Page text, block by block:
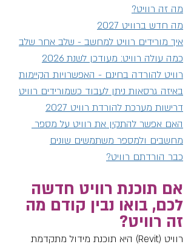
מה זה רוויט?
מה חדש ברוויט 2027
איך מורידים רוויט למחשב - שלב אחר שלב
כמה עולה רוויט: מעודכן לשנת 2026
רוויט להורדה בחינם - האפשרויות הקיימות
באיזה גרסאות ניתן לעבוד כשמורידים רוויט
דרישות מערכת להורדת רוויט 2027
האם אפשר להתקין את רוויט על מספר
מחשבים ולמספר משתמשים שונים
כבר הורדתם רוויט?
אם תוכנת רוויט חדשה
לכם, בואו נבין קודם מה
זה רוויט?
רוויט (Revit) היא תוכנת מידול מתקדמת